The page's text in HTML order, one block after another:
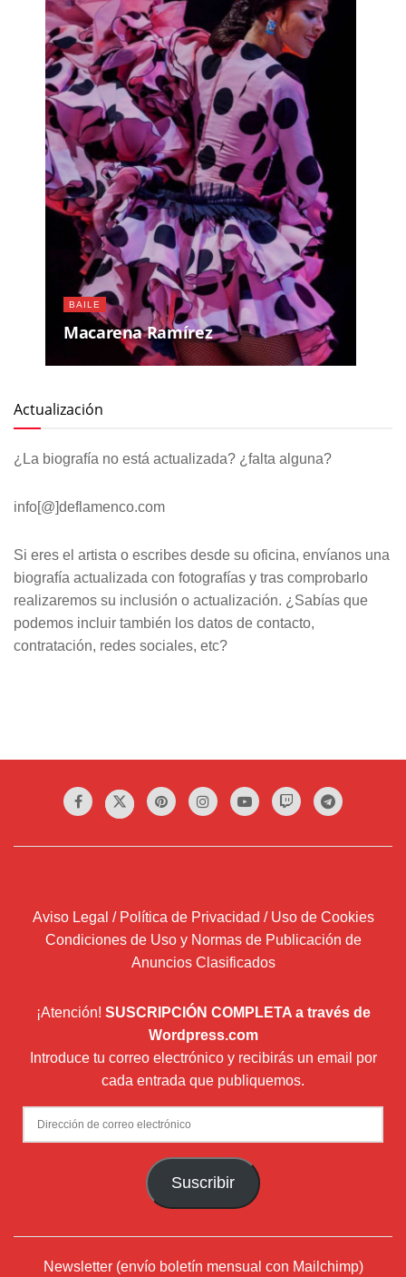
BAILE
Macarena Ramírez
Actualización
¿La biografía no está actualizada? ¿falta alguna?
info[@]deflamenco.com
Si eres el artista o escribes desde su oficina, envíanos una
biografía actualizada con fotografías y tras comprobarlo
realizaremos su inclusión o actualización. ¿Sabías que
podemos incluir también los datos de contacto,
contratación, redes sociales, etc?
Aviso Legal / Política de Privacidad / Uso de Cookies
Condiciones de Uso y Normas de Publicación de
Anuncios Clasificados
¡Atención! SUSCRIPCIÓN COMPLETA a través de
Wordpress.com
Introduce tu correo electrónico y recibirás un email por
cada entrada que publiquemos.
Dirección
de
Suscribir
Newsletter (envío boletín mensual con Mailchimp)